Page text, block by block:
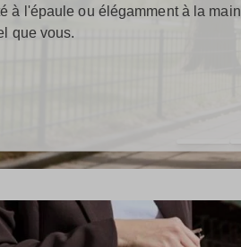
à l'épaule ou élégamment à la main,
que vous.